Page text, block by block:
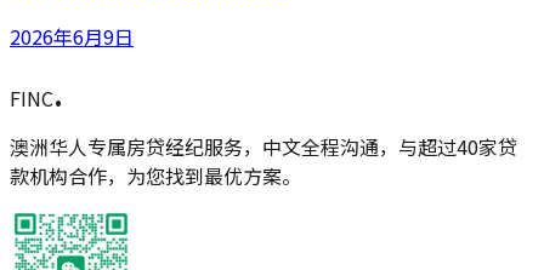
2026年6月9日
FINC.
澳洲华人专属房贷经纪服务，中文全程沟通，与超过40家贷
款机构合作，为您找到最优方案。